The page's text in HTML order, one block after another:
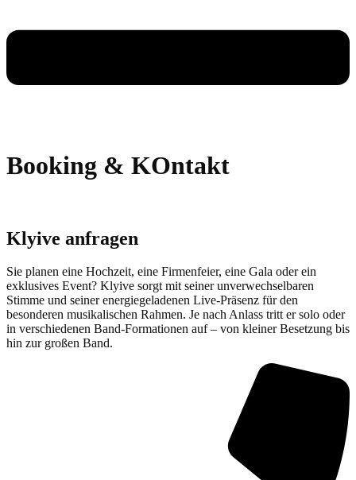
Booking & KOntakt
Klyive anfragen
Sie planen eine Hochzeit, eine Firmenfeier, eine Gala oder ein
exklusives Event? Klyive sorgt mit seiner unverwechselbaren
Stimme und seiner energiegeladenen Live-Präsenz für den
besonderen musikalischen Rahmen. Je nach Anlass tritt er solo oder
in verschiedenen Band-Formationen auf – von kleiner Besetzung bis
hin zur großen Band.